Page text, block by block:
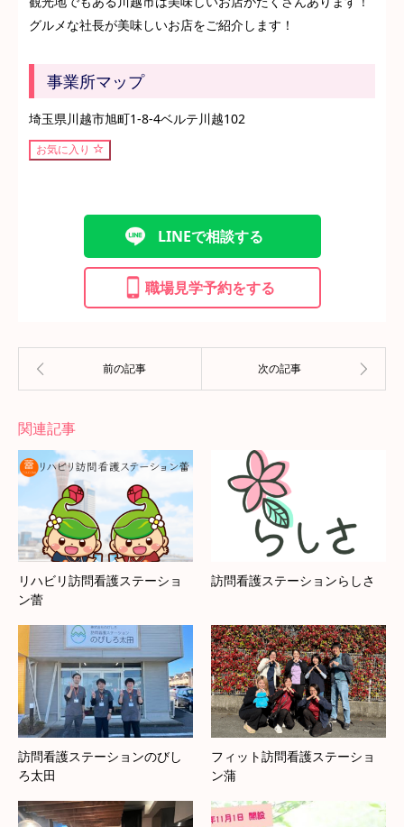
グルメな社長が美味しいお店をご紹介します！
事業所マップ
埼玉県川越市旭町1-8-4ベルテ川越102
お気に入り
LINEで相談する
職場見学予約をする
関連記事
リハビリ訪問看護ステーショ
ン蕾
訪問看護ステーションらしさ
訪問看護ステーションのびし
ろ太田
フィット訪問看護ステーショ
ン蒲